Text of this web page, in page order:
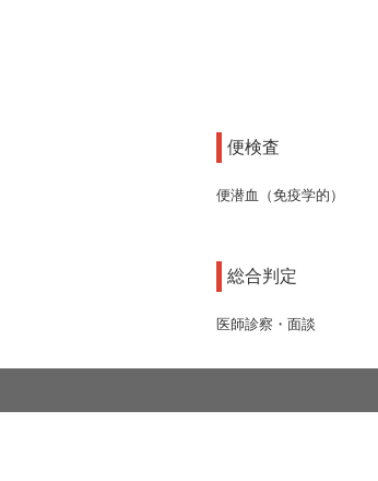
便検査
便潜血（免疫学的）
総合判定
医師診察・面談